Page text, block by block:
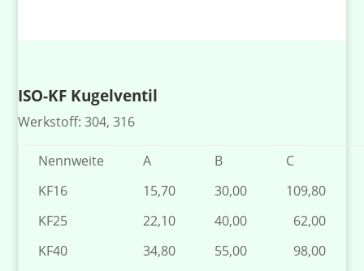
ISO-KF Kugelventil
Werkstoff: 304, 316
Nennweite A B
C
KF16
15,70 30,00
109,80
KF25
22,10 40,00
62,00
KF40
34,80 55,00
98,00